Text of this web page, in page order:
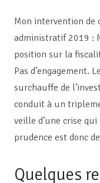
Mon intervention de
administratif 2019 :
position sur la
Pas d’engagement.
surchauffe de
conduit à un
veille d’une crise
prudence est donc
Quelques